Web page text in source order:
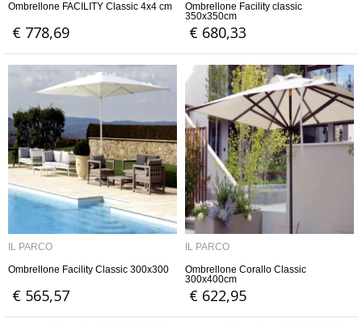
Ombrellone FACILITY Classic 4x4 cm
€ 778,69
Ombrellone Facility classic
350x350cm
€ 680,33
IL PARCO
Ombrellone Facility Classic 300x300
€ 565,57
IL PARCO
Ombrellone Corallo Classic
300x400cm
€ 622,95